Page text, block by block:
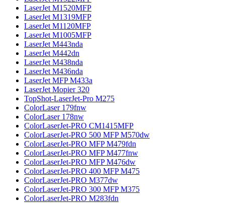
LaserJet M1520MFP
LaserJet M1319MFP
LaserJet M1120MFP
LaserJet M1005MFP
LaserJet M443nda
LaserJet M442dn
LaserJet M438nda
LaserJet M436nda
LaserJet MFP M433a
LaserJet Mopier 320
TopShot-LaserJet-Pro M275
ColorLaser 179fnw
ColorLaser 178nw
ColorLaserJet-PRO CM1415MFP
ColorLaserJet-PRO 500 MFP M570dw
ColorLaserJet-PRO MFP M479fdn
ColorLaserJet-PRO MFP M477fnw
ColorLaserJet-PRO MFP M476dw
ColorLaserJet-PRO 400 MFP M475
ColorLaserJet-PRO M377dw
ColorLaserJet-PRO 300 MFP M375
ColorLaserJet-PRO M283fdn